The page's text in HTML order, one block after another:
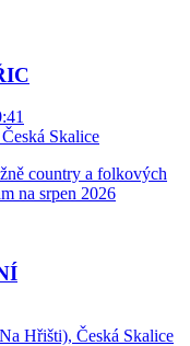
Skalice
country a folkových
na srpen 2026
Hřišti), Česká Skalice